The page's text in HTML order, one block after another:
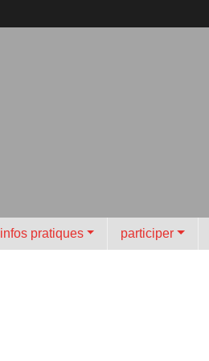
infos pratiques participer